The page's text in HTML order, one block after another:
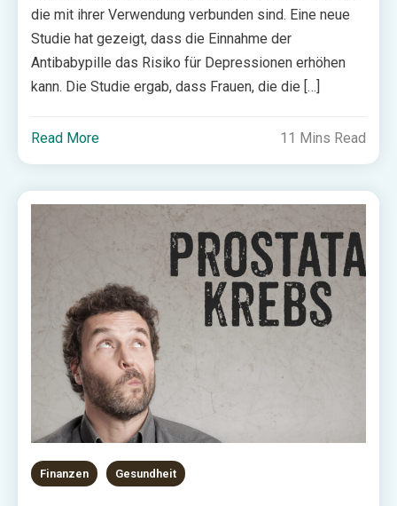
die mit ihrer Verwendung verbunden sind. Eine neue
Studie hat gezeigt, dass die Einnahme der
Antibabypille das Risiko für Depressionen erhöhen
kann. Die Studie ergab, dass Frauen, die die […]
Read More 11 Mins Read
Finanzen Gesundheit